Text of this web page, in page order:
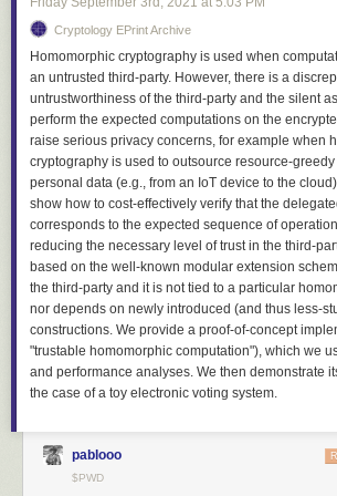
and so on are piling in and releasing effusive
the company around some new tech voodoo, the
But let’s be specific.
Meaning
As I said above, I think the human mind has a large
language-processing system. But that’s not all. It’s
understood) computer, with access to a medium-
and recollections, an ultra-slow numeric processor,
estimation, prediction, speculation, and invention.
stuff together and call it “meaning”.
Have a look at
Climbing towards NLU: On
Understanding in the Age of Databy Emily Bender
(July 2000). I don’t agree with all of it, and it
generation of generative models, but it’s very
postulates the “Octopus Test”, a good variation on
Room analogy. It talks usefully about how human
many fashion cycles over the course of its history”
have argued that in contrast to some current hype,
Cryptology EPrint Archive
Homomorphic cryptography is used when
an untrusted third-party. However, there is a
untrustworthiness of the third-party and the silent
perform the expected computations on the
raise serious privacy concerns, for example when
cryptography is used to outsource resource-
personal data (e.g., from an IoT device to the
show how to cost-effectively verify that the
corresponds to the expected sequence of
reducing the necessary level of trust in the third-
based on the well-known modular extension
the third-party and it is not tied to a particular
nor depends on newly introduced (and thus less-
constructions. We provide a proof-of-concept
"trustable homomorphic computation"), which we
and performance analyses. We then demonstrate
the case of a toy electronic voting system.
pablooo
$PWD